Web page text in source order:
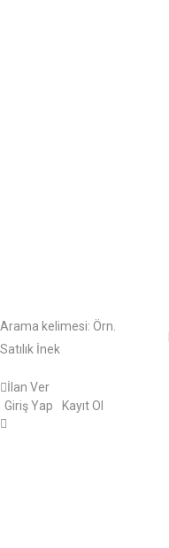
Arama kelimesi: Örn.
Satılık İnek
İlan Ver
Giriş Yap
Kayıt Ol